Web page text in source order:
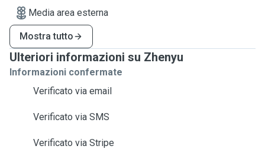
Media area esterna
Mostra tutto
Ulteriori informazioni su Zhenyu
Informazioni confermate
Verificato via email
Verificato via SMS
Verificato via Stripe